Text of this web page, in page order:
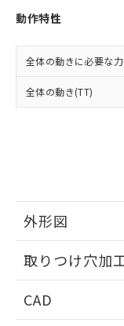
動作特性
全体の動きに必要な
全体の動き(TT)
外形図
取りつけ穴加
CAD
ものではあ
また、
荷製品に未